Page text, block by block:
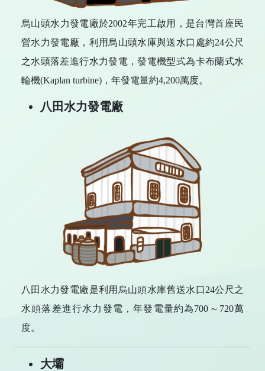
烏山頭水力發電廠於2002年完工啟用，是台灣首座民
營水力發電廠，利用烏山頭水庫與送水口處約24公尺
之水頭落差進行水力發電，發電機型式為卡布蘭式水
輪機(Kaplan turbine)，年發電量約4,200萬度。
八田水力發電廠
八田水力發電廠是利用烏山頭水庫舊送水口24公尺之
水頭落差進行水力發電，年發電量約為700～720萬
度。
大壩